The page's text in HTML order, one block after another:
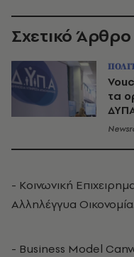
Σχετικό Άρθρο
τα
- Κοινωνική
Αλληλέγγυα Οικονομία.
- Business Model